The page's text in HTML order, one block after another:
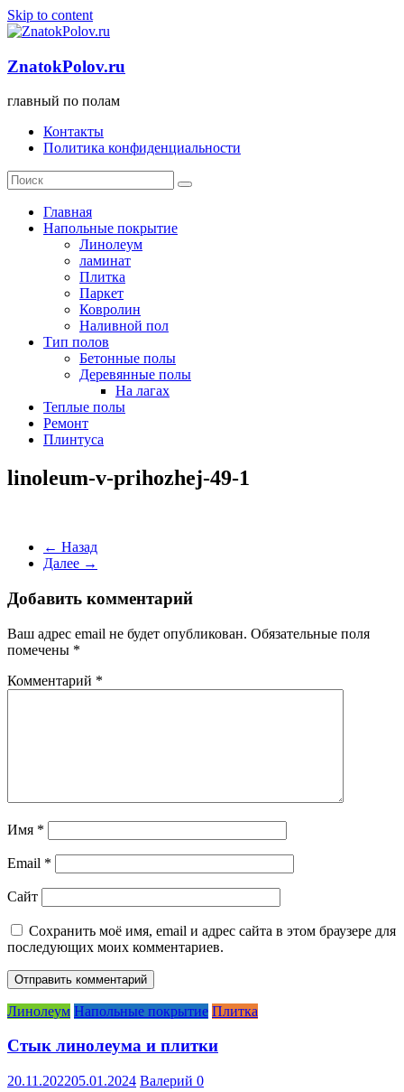
Skip to content
ZnatokPolov.ru
главный по полам
Контакты
Политика конфиденциальности
Главная
Напольные покрытие
Линолеум
ламинат
Плитка
Паркет
Ковролин
Наливной пол
Тип полов
Бетонные полы
Деревянные полы
На лагах
Теплые полы
Ремонт
Плинтуса
linoleum-v-prihozhej-49-1
← Назад
Далее →
Добавить комментарий
Ваш адрес email не будет опубликован. Обязательные поля
помечены *
Комментарий *
Имя *
Email *
Сайт
Сохранить моё имя, email и адрес сайта в этом браузере для
последующих моих комментариев.
Линолеум Напольные покрытие Плитка
Стык линолеума и плитки
20.11.202205.01.2024 Валерий 0